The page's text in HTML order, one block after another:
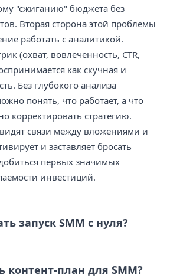
"сжиганию" бюджета без
Вторая сторона этой проблемы
работать с аналитикой.
(охват, вовлеченность, CTR,
как скучная и
Без глубокого анализа
понять, что работает, а что
корректировать стратегию.
связи между вложениями и
и заставляет бросать
первых значимых
инвестиций.
запуск SMM с нуля?
контент-план для SMM?